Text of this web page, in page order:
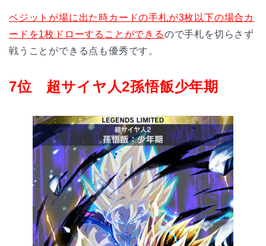
ベジットが場に出た時カードの手札が3枚以下の場合カ
ードを1枚ドローすることができるので手札を切らさず
戦うことができる点も優秀です。
7位 超サイヤ人2孫悟飯少年期